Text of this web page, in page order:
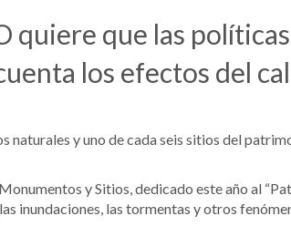
quiere que las
los efectos del
naturales y uno de cada seis sitios del
y Sitios, dedicado este año al
inundaciones, las tormentas y otros